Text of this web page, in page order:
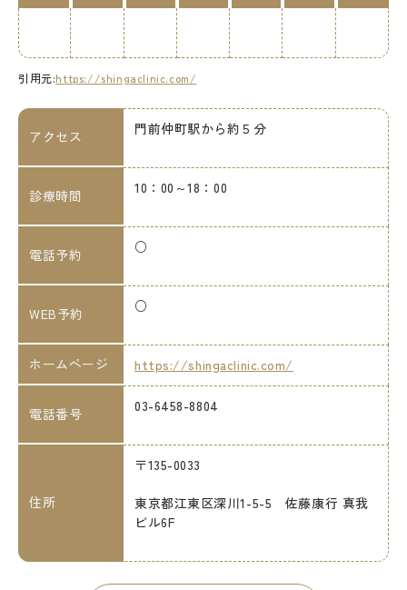
引用元:https://shingaclinic.com/
アクセス 門前仲町駅から約５分
診療時間 10：00～18：00
電話予約 ○
WEB予約 ○
ホームページ https://shingaclinic.com/
電話番号 03-6458-8804
住所
〒135-0033
東京都江東区深川1-5-5 佐藤康行 真我
ビル6F